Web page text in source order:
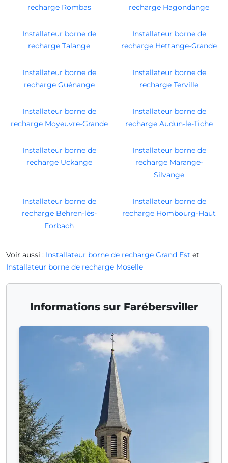
recharge Rombas
recharge Hagondange
Installateur borne de
recharge Talange
Installateur borne de
recharge Hettange-Grande
Installateur borne de
recharge Guénange
Installateur borne de
recharge Terville
Installateur borne de
recharge Moyeuvre-Grande
Installateur borne de
recharge Audun-le-Tiche
Installateur borne de
recharge Uckange
Installateur borne de
recharge Marange-
Silvange
Installateur borne de
recharge Behren-lès-
Forbach
Installateur borne de
recharge Hombourg-Haut
Voir aussi : Installateur borne de recharge Grand Est et
Installateur borne de recharge Moselle
Informations sur Farébersviller